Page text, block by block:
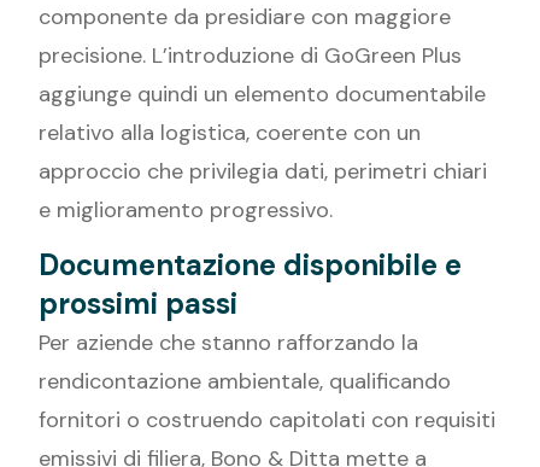
componente da presidiare con maggiore
precisione. L’introduzione di GoGreen Plus
aggiunge quindi un elemento documentabile
relativo alla logistica, coerente con un
approccio che privilegia dati, perimetri chiari
e miglioramento progressivo.
Documentazione disponibile e
prossimi passi
Per aziende che stanno rafforzando la
rendicontazione ambientale, qualificando
fornitori o costruendo capitolati con requisiti
emissivi di filiera, Bono & Ditta mette a